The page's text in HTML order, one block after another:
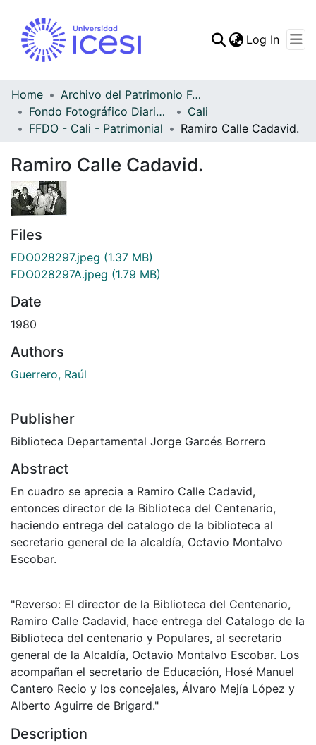
Statistics
Log In
Home
Archivo del Patrimonio Fotográfico y Fílmico del Valle del Cauca
Fondo Fotográfico Diario Occidente
Cali
FFDO - Cali - Patrimonial
Ramiro Calle Cadavid.
Ramiro Calle Cadavid.
Files
FDO028297.jpeg (1.37 MB)
FDO028297A.jpeg (1.79 MB)
Date
1980
Authors
Guerrero, Raúl
Publisher
Biblioteca Departamental Jorge Garcés Borrero
Abstract
En cuadro se aprecia a Ramiro Calle Cadavid,
entonces director de la Biblioteca del Centenario,
haciendo entrega del catalogo de la biblioteca al
secretario general de la alcaldía, Octavio Montalvo
Escobar.
"Reverso: El director de la Biblioteca del Centenario,
Ramiro Calle Cadavid, hace entrega del Catalogo de la
Biblioteca del centenario y Populares, al secretario
general de la Alcaldía, Octavio Montalvo Escobar. Los
acompañan el secretario de Educación, Hosé Manuel
Cantero Recio y los concejales, Álvaro Mejía López y
Alberto Aguirre de Brigard."
Description